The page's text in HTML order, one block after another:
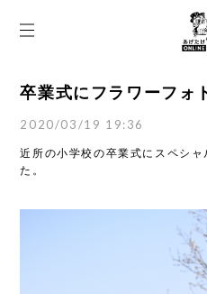
卒業式にフラワーフォ
2020/03/19 19:36
近所の小学校の卒業式にスペシ
た。